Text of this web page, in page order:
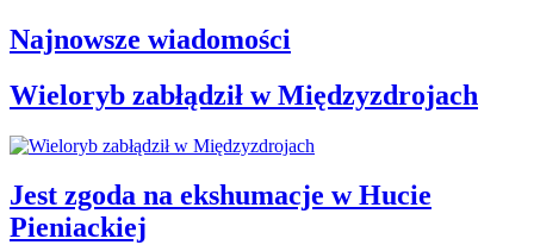
Najnowsze wiadomości
Wieloryb zabłądził w Międzyzdrojach
Jest zgoda na ekshumacje w Hucie
Pieniackiej